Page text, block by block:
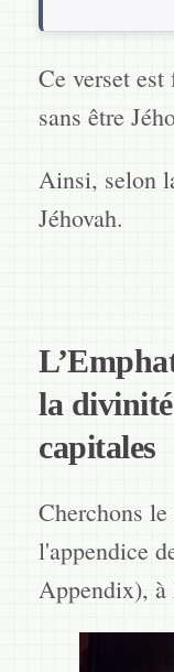
Ce verset
sans être
Ainsi, selon
Jéhovah.
la divinité
capitales
Cherchons
l'appendice
Appendix),